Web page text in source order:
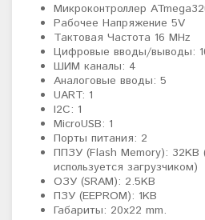
Микроконтроллер
Рабочее Напряжение 5V
Тактовая Частота 16 MHz
Цифровые вводы/выводы:
ШИМ каналы: 4
Аналоговые вводы: 5
UART: 1
I2C: 1
MicroUSB: 1
Порты питания: 2
ППЗУ (Flash Memory): 32KB
используется загрузчиком)
ОЗУ (SRAM): 2.5KB
ПЗУ (EEPROM): 1KB
Габариты: 20х22 mm.